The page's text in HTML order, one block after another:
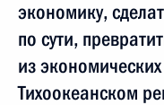
экономику,
по сути,
из
Тихоокеанском